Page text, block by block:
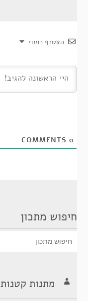
הצטרף כמנוי
0
חיפוש מתכון
מתנות קטנות